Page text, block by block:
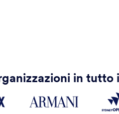
in tutto